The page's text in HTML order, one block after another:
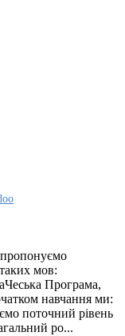
мов:
Програма,
навчання ми:
поточний рівень
ро...